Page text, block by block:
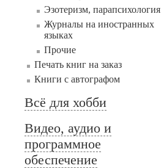
Эзотеризм, парапсихология
Журналы на иностранных
языках
Прочие
Печать книг на заказ
Книги с автографом
Всё для хобби
Видео, аудио и
программное
обеспечение